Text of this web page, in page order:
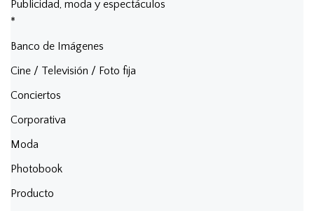
Publicidad, moda y espectáculos
*
Banco de Imágenes
Cine / Televisión / Foto fija
Conciertos
Corporativa
Moda
Photobook
Producto